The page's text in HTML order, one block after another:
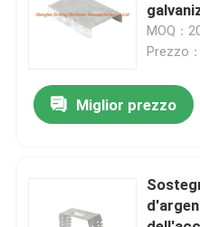
Richieda una citazione
Pannello di Access di
Accessori del muro a
MOQ：
Prezzo
Miglior prezzo